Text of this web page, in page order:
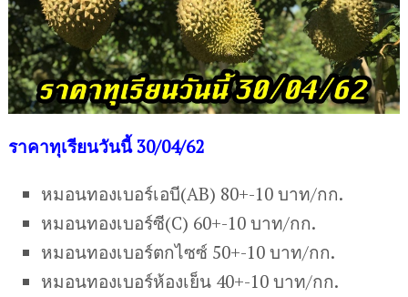
ราคาทุเรียนวันนี้ 30/04/62
หมอนทองเบอร์เอบี(AB) 80+-10 บาท/กก.
หมอนทองเบอร์ซี(C) 60+-10 บาท/กก.
หมอนทองเบอร์ตกไซซ์ 50+-10 บาท/กก.
หมอนทองเบอร์ห้องเย็น 40+-10 บาท/กก.